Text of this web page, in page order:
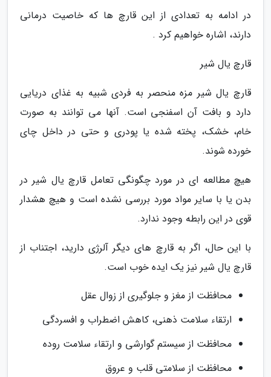
در ادامه به تعدادی از این قارچ ها که خاصیت درمانی
دارند، اشاره خواهیم کرد .
قارچ یال شیر
قارچ یال شیر مزه­ منحصر به فردی شبیه به غذای دریایی
دارد و بافت آن اسفنجی است. آنها می ­توانند به صورت
خام، خشک، پخته شده یا پودری و حتی در داخل چای
خورده شوند.
هیچ مطالعه­ ای در مورد چگونگی تعامل قارچ یال شیر در
بدن یا با سایر مواد مورد بررسی نشده است و هیچ هشدار
قوی در این رابطه وجود ندارد.
با این حال، اگر به قارچ ­های دیگر آلرژی دارید، اجتناب از
قارچ یال شیر نیز یک ایده خوب است.
محافظت از مغز و جلوگیری از زوال عقل
ارتقاء سلامت ذهنی، کاهش اضطراب و افسردگی
محافظت از سیستم گوارشی و ارتقاء سلامت روده
محافظت از سلامتی قلب و عروق